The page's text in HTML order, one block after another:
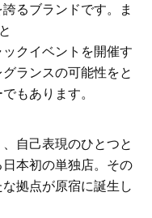
るブランドです。ま
クイベントを開催す
ランスの可能性をと
もあります。
自己表現のひとつと
本初の単独店。その
拠点が原宿に誕生し